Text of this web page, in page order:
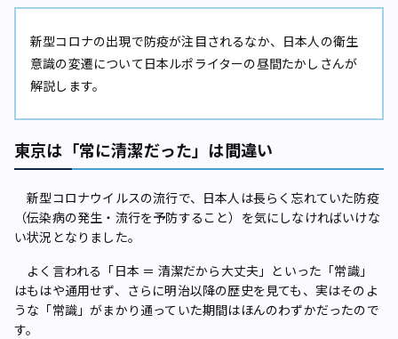
新型コロナの出現で防疫が注目されるなか、日本人の衛生
意識の変遷について日本ルポライターの昼間たかしさんが
解説します。
東京は「常に清潔だった」は間違い
新型コロナウイルスの流行で、日本人は長らく忘れていた防疫
（伝染病の発生・流行を予防すること）を気にしなければいけな
い状況となりました。
よく言われる「日本 ＝ 清潔だから大丈夫」といった「常識」
はもはや通用せず、さらに明治以降の歴史を見ても、実はそのよ
うな「常識」がまかり通っていた期間はほんのわずかだったので
す。